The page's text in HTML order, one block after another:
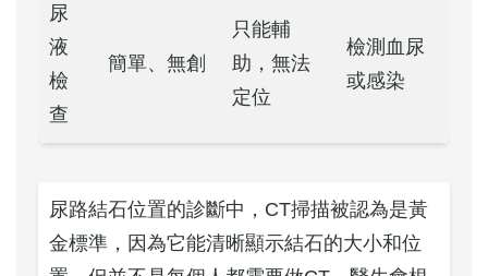
尿
液
檢
查
簡單、無創
只能輔
助，無法
定位
檢測血尿
或感染
尿路結石位置的診斷中，CT掃描被認為是黃
金標準，因為它能清晰顯示結石的大小和位